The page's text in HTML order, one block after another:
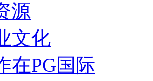
源
文化
在PG国际